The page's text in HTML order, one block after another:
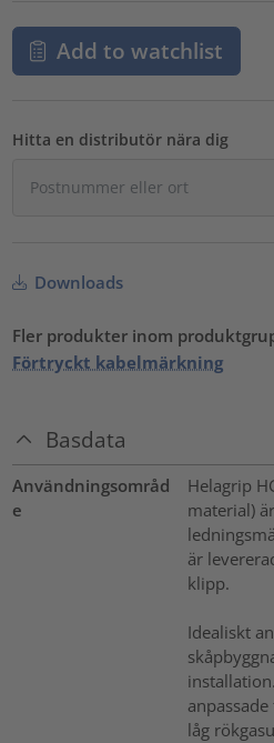
Add to watchlist
Hitta en distributör nära dig
Downloads
Fler produkter inom
Förtryckt kabelmärkning
Basdata
Användningsområd
e
Helagrip
material)
är
klipp.
Idealiskt
låg